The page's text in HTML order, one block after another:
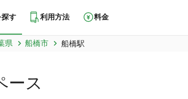
す 利用方法 料金
県 船橋市 船橋駅
ース